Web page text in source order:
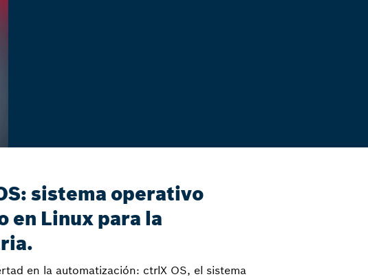
sistema operativo
en Linux para la
en la automatización: ctrlX OS, el sistema